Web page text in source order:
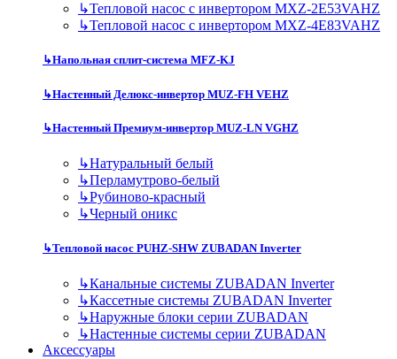
↳Тепловой насос с инвертором MXZ-2E53VAHZ
↳Тепловой насос с инвертором MXZ-4E83VAHZ
↳Напольная сплит-система MFZ-KJ
↳Настенный Делюкс-инвертор MUZ-FH VEHZ
↳Настенный Премиум-инвертор MUZ-LN VGHZ
↳Натуральный белый
↳Перламутрово-белый
↳Рубиново-красный
↳Черный оникс
↳Тепловой насос PUHZ-SHW ZUBADAN Inverter
↳Канальные системы ZUBADAN Inverter
↳Кассетные системы ZUBADAN Inverter
↳Наружные блоки серии ZUBADAN
↳Настенные системы серии ZUBADAN
Аксесcуары